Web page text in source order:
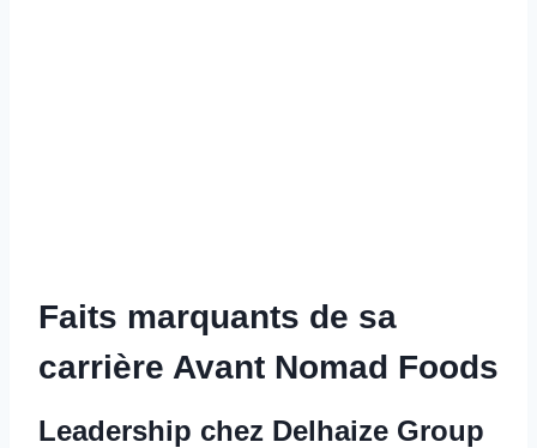
Faits marquants de sa
carrière Avant Nomad Foods
Leadership chez Delhaize Group